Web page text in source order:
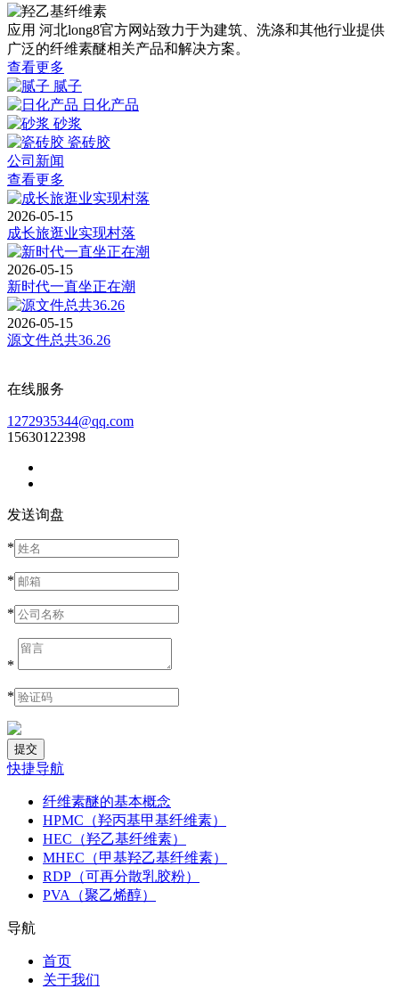
应用 河北long8官方网站致力于为建筑、洗涤和其他行业提供
广泛的纤维素醚相关产品和解决方案。
查看更多
腻子
日化产品
砂浆
瓷砖胶
公司新闻
查看更多
2026-05-15
成长旅逛业实现村落
2026-05-15
新时代一直坐正在潮
2026-05-15
源文件总共36.26
在线服务
1272935344@qq.com
15630122398
发送询盘
*
*
*
*
*
快捷导航
纤维素醚的基本概念
HPMC（羟丙基甲基纤维素）
HEC（羟乙基纤维素）
MHEC（甲基羟乙基纤维素）
RDP（可再分散乳胶粉）
PVA（聚乙烯醇）
导航
首页
关于我们